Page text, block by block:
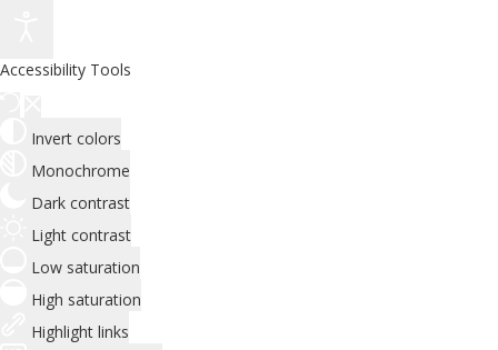
Accessibility Tools
Invert colors
Monochrome
Dark contrast
Light contrast
Low saturation
High saturation
Highlight links